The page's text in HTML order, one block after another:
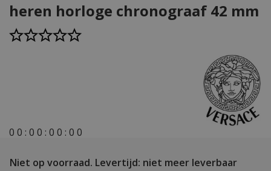
heren horloge chronograaf 42 mm
0 0 : 0 0 : 0 0 : 0 0
Niet op voorraad. Levertijd: niet meer leverbaar